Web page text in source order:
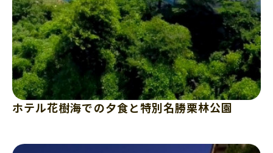
ホテル花樹海での夕食と特別名勝栗林公園